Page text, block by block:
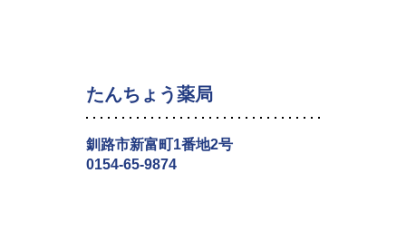
たんちょう薬局
釧路市新富町1番地2号
0154-65-9874